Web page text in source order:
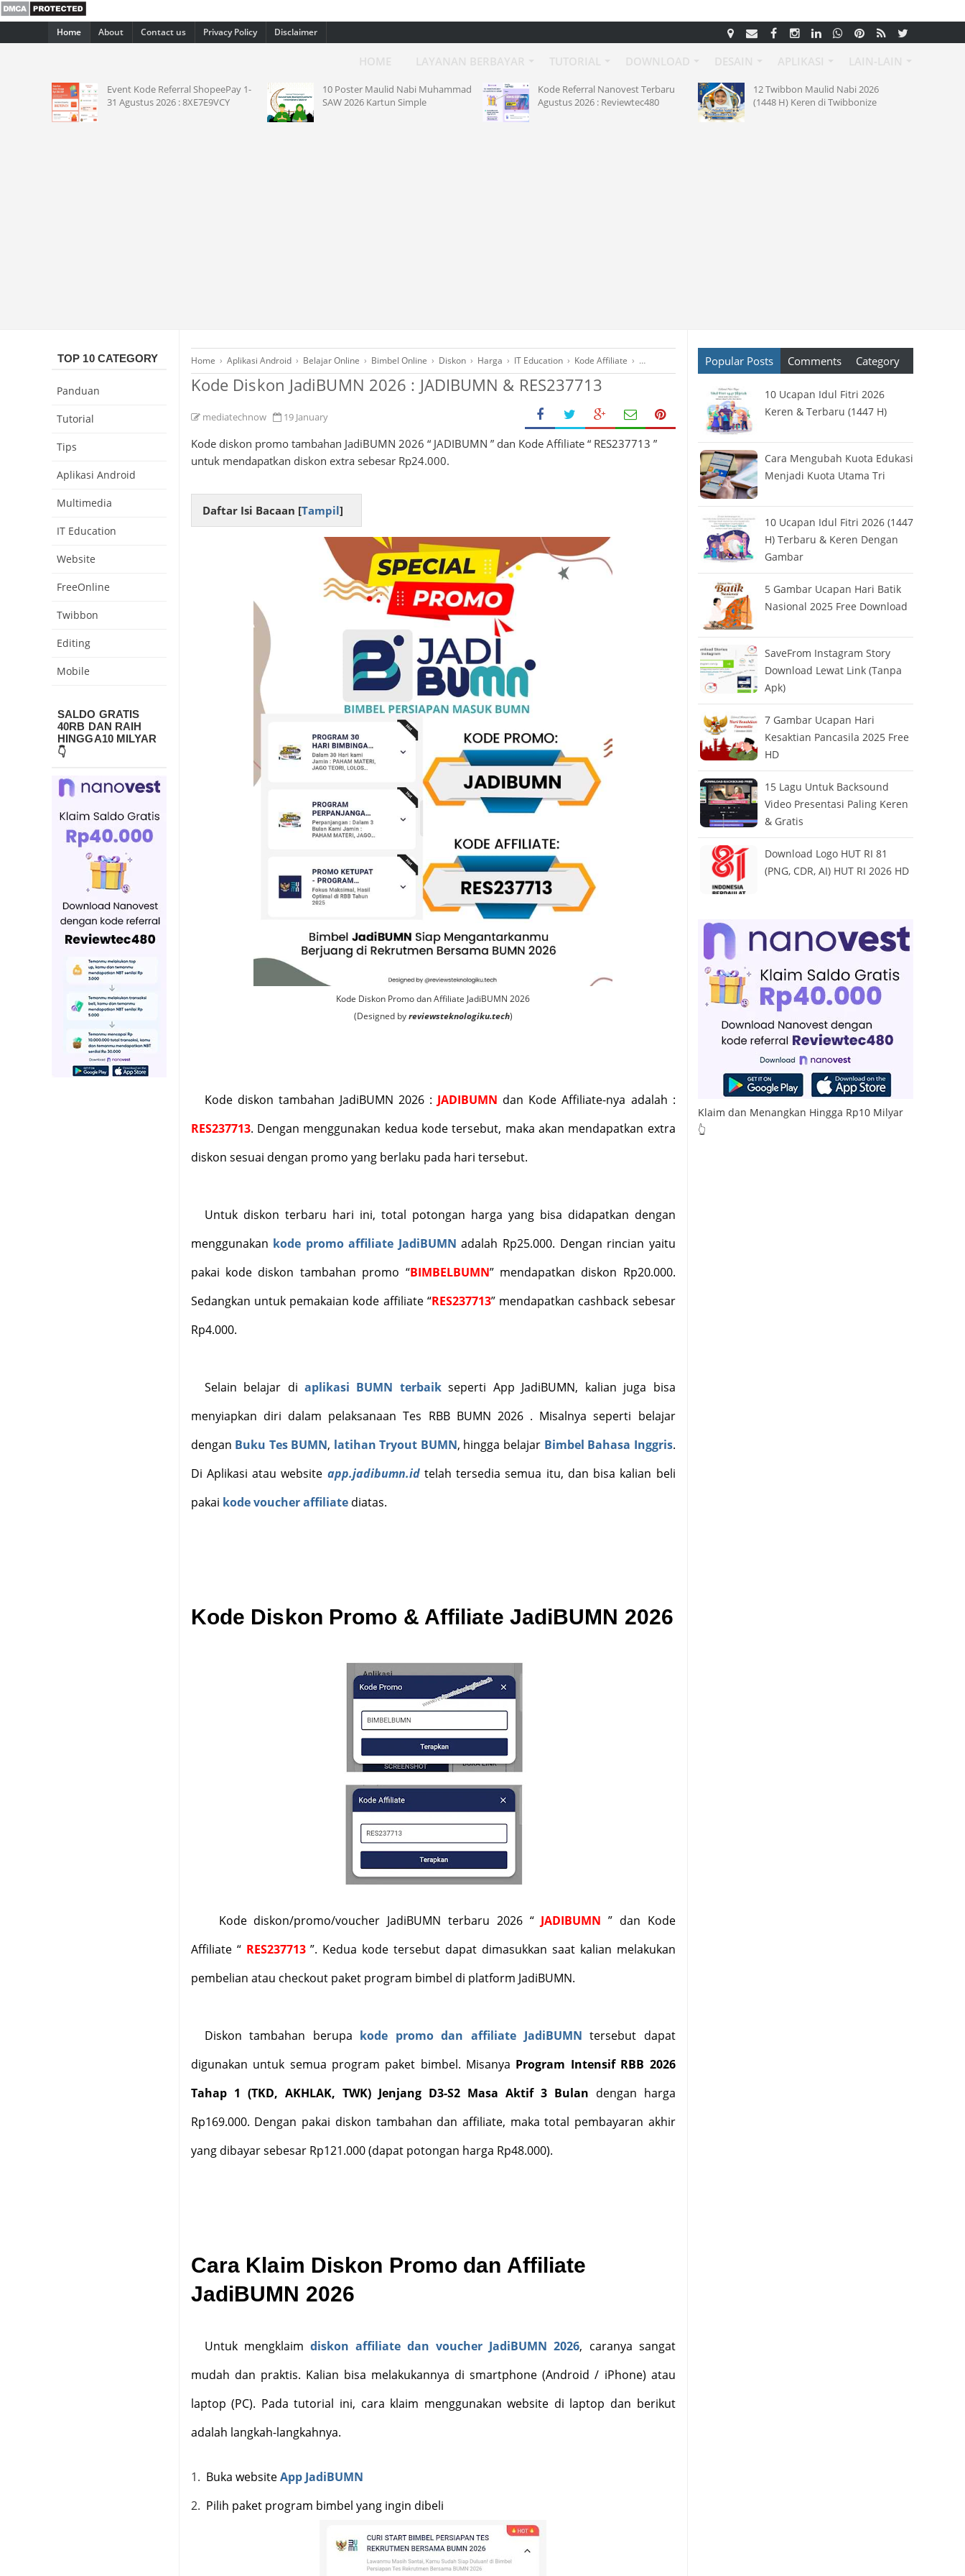
Home About Contact us Privacy Policy Disclaimer
Event Kode Referral ShopeePay 1-
31 Agustus 2026 : 8XE7E9VCY
10 Poster Maulid Nabi Muhammad
SAW 2026 Kartun Simple
Kode Referral Nanovest Terbaru
Agustus 2026 : Reviewtec480
12 Twibbon Maulid Nabi 2026
(1448 H) Keren di Twibbonize
Home › Aplikasi Android › Belajar Online › Bimbel Online › Diskon › Harga › IT Education › Kode Affiliate › Kode Diskon Kode Promo›Kode Referral
Kode Diskon JadiBUMN 2026 : JADIBUMN & RES237713
mediatechnow 19 January
Kode diskon promo tambahan JadiBUMN 2026 “ JADIBUMN ” dan Kode Affiliate “ RES237713 ”
untuk mendapatkan diskon extra sebesar Rp24.000.
Daftar Isi Bacaan [Tampil]
Kode Diskon Promo dan Affiliate JadiBUMN 2026
(Designed byreviewsteknologiku.tech)
Kode diskon tambahan JadiBUMN 2026 : JADIBUMN dan Kode Affiliate-nya adalah :
RES237713. Dengan menggunakan kedua kode tersebut, maka akan mendapatkan extra
diskon sesuai dengan promo yang berlaku pada hari tersebut.
Untuk diskon terbaru hari ini, total potongan harga yang bisa didapatkan dengan
menggunakan kode promo affiliate JadiBUMN adalah Rp25.000. Dengan rincian yaitu
pakai kode diskon tambahan promo “BIMBELBUMN” mendapatkan diskon Rp20.000.
Sedangkan untuk pemakaian kode affiliate “RES237713” mendapatkan cashback sebesar
Rp4.000.
Selain belajar diaplikasi BUMN terbaikseperti App JadiBUMN, kalian juga bisa
menyiapkan diri dalam pelaksanaan Tes RBB BUMN 2026 . Misalnya seperti belajar
dengan Buku Tes BUMN, latihan Tryout BUMN, hingga belajar Bimbel Bahasa Inggris.
Di Aplikasi atau website app.jadibumn.id telah tersedia semua itu, dan bisa kalian beli
pakai kode voucher affiliate diatas.
Kode Diskon Promo & Affiliate JadiBUMN 2026
Kode diskon/promo/voucher JadiBUMN terbaru 2026 “ JADIBUMN ” dan Kode
Affiliate “ RES237713”. Kedua kode tersebut dapat dimasukkan saat kalian melakukan
pembelian atau checkout paket program bimbel di platform JadiBUMN.
Diskon tambahan berupa kode promo dan affiliate JadiBUMN tersebut dapat
digunakan untuk semua program paket bimbel. Misanya Program Intensif RBB 2026
Tahap 1 (TKD, AKHLAK, TWK) Jenjang D3-S2 Masa Aktif 3 Bulan dengan harga
Rp169.000. Dengan pakai diskon tambahan dan affiliate, maka total pembayaran akhir
yang dibayar sebesar Rp121.000 (dapat potongan harga Rp48.000).
Cara Klaim Diskon Promo dan Affiliate
JadiBUMN 2026
Untuk mengklaim diskon affiliate dan voucher JadiBUMN 2026, caranya sangat
mudah dan praktis. Kalian bisa melakukannya di smartphone (Android / iPhone) atau
laptop (PC). Pada tutorial ini, cara klaim menggunakan website di laptop dan berikut
adalah langkah-langkahnya.
1. Buka websiteApp JadiBUMN
2. Pilih paket program bimbel yang ingin dibeli
TOP 10 CATEGORY
Panduan
Tutorial
Tips
Aplikasi Android
Multimedia
IT Education
Website
FreeOnline
Twibbon
Editing
Mobile
SALDO GRATIS
40RB DAN RAIH
HINGGA10 MILYAR
👇
Popular Posts Comments Category
10 Ucapan Idul Fitri 2026
Keren & Terbaru (1447 H)
Cara Mengubah Kuota Edukasi
Menjadi Kuota Utama Tri
10 Ucapan Idul Fitri 2026 (1447
H) Terbaru & Keren Dengan
Gambar
5 Gambar Ucapan Hari Batik
Nasional 2025 Free Download
SaveFrom Instagram Story
Download Lewat Link (Tanpa
Apk)
7 Gambar Ucapan Hari
Kesaktian Pancasila 2025 Free
HD
15 Lagu Untuk Backsound
Video Presentasi Paling Keren
& Gratis
Download Logo HUT RI 81
(PNG, CDR, AI) HUT RI 2026 HD
Klaim dan Menangkan Hingga Rp10 Milyar
👆